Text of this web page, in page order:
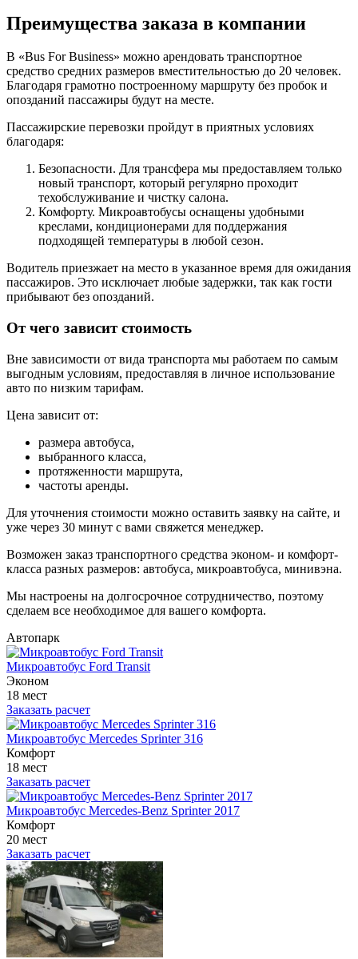
Преимущества заказа в компании
В «Bus For Business» можно арендовать транспортное
средство средних размеров вместительностью до 20 человек.
Благодаря грамотно построенному маршруту без пробок и
опозданий пассажиры будут на месте.
Пассажирские перевозки пройдут в приятных условиях
благодаря:
Безопасности. Для трансфера мы предоставляем только
новый транспорт, который регулярно проходит
техобслуживание и чистку салона.
Комфорту. Микроавтобусы оснащены удобными
креслами, кондиционерами для поддержания
подходящей температуры в любой сезон.
Водитель приезжает на место в указанное время для ожидания
пассажиров. Это исключает любые задержки, так как гости
прибывают без опозданий.
От чего зависит стоимость
Вне зависимости от вида транспорта мы работаем по самым
выгодным условиям, предоставляя в личное использование
авто по низким тарифам.
Цена зависит от:
размера автобуса,
выбранного класса,
протяженности маршрута,
частоты аренды.
Для уточнения стоимости можно оставить заявку на сайте, и
уже через 30 минут с вами свяжется менеджер.
Возможен заказ транспортного средства эконом- и комфорт-
класса разных размеров: автобуса, микроавтобуса, минивэна.
Мы настроены на долгосрочное сотрудничество, поэтому
сделаем все необходимое для вашего комфорта.
Автопарк
Микроавтобус Ford Transit
Эконом
18 мест
Заказать расчет
Микроавтобус Mercedes Sprinter 316
Комфорт
18 мест
Заказать расчет
Микроавтобус Mercedes-Benz Sprinter 2017
Комфорт
20 мест
Заказать расчет